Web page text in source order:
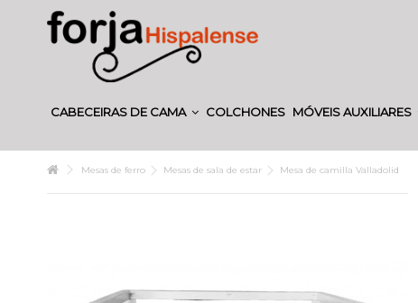
CABECEIRAS DE CAMA COLCHONES MÓVEIS AUXILIARES
Mesas de ferro Mesas de sala de estar Mesa de camilla Valladolid